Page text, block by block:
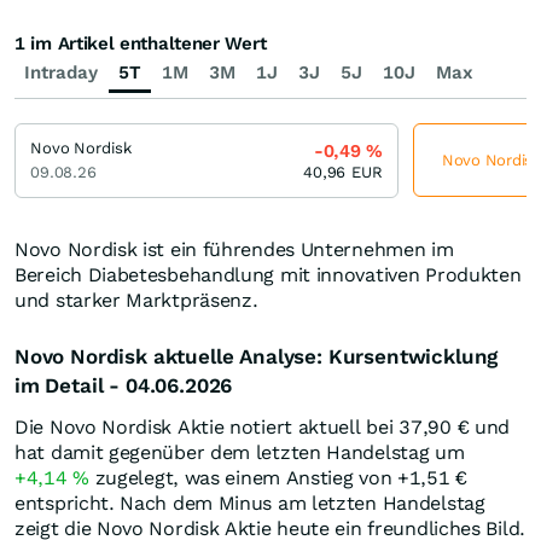
Novo Nordisk ist ein führendes Unternehmen im
Bereich Diabetesbehandlung mit innovativen Produkten
und starker Marktpräsenz.
Novo Nordisk aktuelle Analyse: Kursentwicklung
im Detail - 04.06.2026
Die Novo Nordisk Aktie notiert aktuell bei 37,90 €und
hat damit gegenüber dem letzten Handelstag um
+4,14% zugelegt, was einem Anstieg von +1,51€
entspricht. Nach dem Minus am letzten Handelstag
zeigt die Novo Nordisk Aktie heute ein freundliches Bild.
Intraday 5T 1M 3M 1J 3J 5J 10J Max
1 im Artikel enthaltener Wert
Novo Nordisk
09.08.26
-0,49%
40,96 EUR
Novo